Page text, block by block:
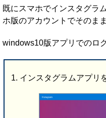
既にスマホでインスタグラ
ホ版のアカウントでそのま
windows10版アプリでのロ
インスタグラムアプリ